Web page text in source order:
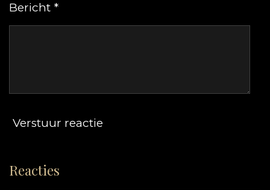
Bericht *
Verstuur reactie
Reacties